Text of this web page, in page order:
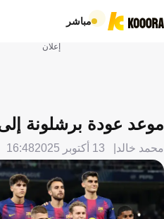
مباشر
إعلان
موعد عودة برشلونة
محمد خالد 13 أكتوبر 2025 16:48